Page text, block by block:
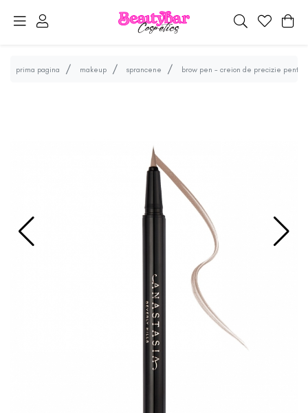
prima pagina makeup sprancene brow pen - creion de precizie